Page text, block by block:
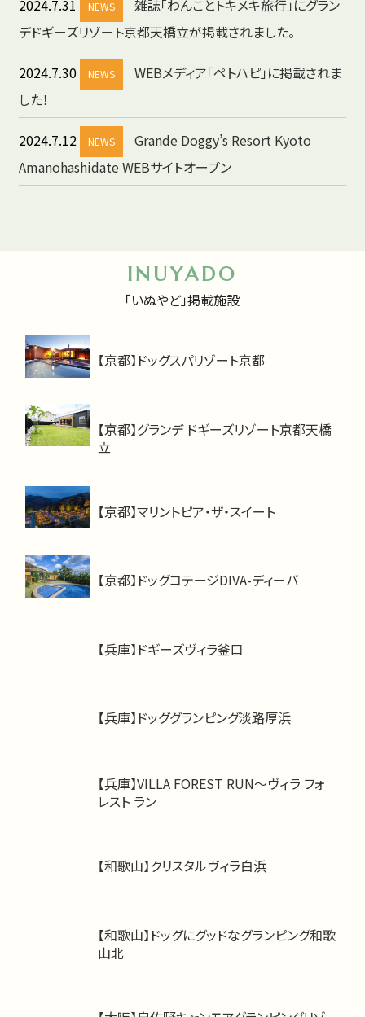
2024.7.31 NEWS
雑誌「わんことトキメキ旅行」にグラン
デドギーズリゾート京都天橋立が掲載されました。
2024.7.30 NEWS
WEBメディア「ペトハピ」に掲載されま
した！
2024.7.12 NEWS
Grande Doggy’s Resort Kyoto
Amanohashidate WEBサイトオープン
INUYADO
「いぬやど」掲載施設
【京都】ドッグスパリゾート京都
【京都】グランデ ドギーズリゾート京都天橋
立
【京都】マリントピア・ザ・スイート
【京都】ドッグコテージDIVA-ディーバ
【兵庫】ドギーズヴィラ釜口
【兵庫】ドッググランピング淡路厚浜
【兵庫】VILLA FOREST RUN～ヴィラ フォ
レスト ラン
【和歌山】クリスタルヴィラ白浜
【和歌山】ドッグにグッドなグランピング和歌
山北